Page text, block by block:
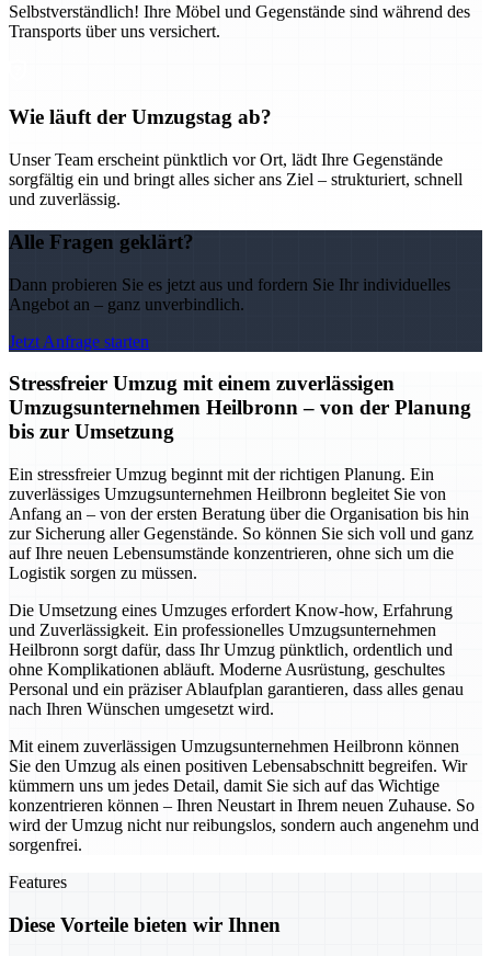
Selbstverständlich! Ihre Möbel und Gegenstände sind während des
Transports über uns versichert.
Wie läuft der Umzugstag ab?
Unser Team erscheint pünktlich vor Ort, lädt Ihre Gegenstände
sorgfältig ein und bringt alles sicher ans Ziel – strukturiert, schnell
und zuverlässig.
Alle Fragen geklärt?
Dann probieren Sie es jetzt aus und fordern Sie Ihr individuelles
Angebot an – ganz unverbindlich.
Jetzt Anfrage starten
Stressfreier Umzug mit einem zuverlässigen
Umzugsunternehmen Heilbronn – von der Planung
bis zur Umsetzung
Ein stressfreier Umzug beginnt mit der richtigen Planung. Ein
zuverlässiges Umzugsunternehmen Heilbronn begleitet Sie von
Anfang an – von der ersten Beratung über die Organisation bis hin
zur Sicherung aller Gegenstände. So können Sie sich voll und ganz
auf Ihre neuen Lebensumstände konzentrieren, ohne sich um die
Logistik sorgen zu müssen.
Die Umsetzung eines Umzuges erfordert Know-how, Erfahrung
und Zuverlässigkeit. Ein professionelles Umzugsunternehmen
Heilbronn sorgt dafür, dass Ihr Umzug pünktlich, ordentlich und
ohne Komplikationen abläuft. Moderne Ausrüstung, geschultes
Personal und ein präziser Ablaufplan garantieren, dass alles genau
nach Ihren Wünschen umgesetzt wird.
Mit einem zuverlässigen Umzugsunternehmen Heilbronn können
Sie den Umzug als einen positiven Lebensabschnitt begreifen. Wir
kümmern uns um jedes Detail, damit Sie sich auf das Wichtige
konzentrieren können – Ihren Neustart in Ihrem neuen Zuhause. So
wird der Umzug nicht nur reibungslos, sondern auch angenehm und
sorgenfrei.
Features
Diese Vorteile bieten wir Ihnen